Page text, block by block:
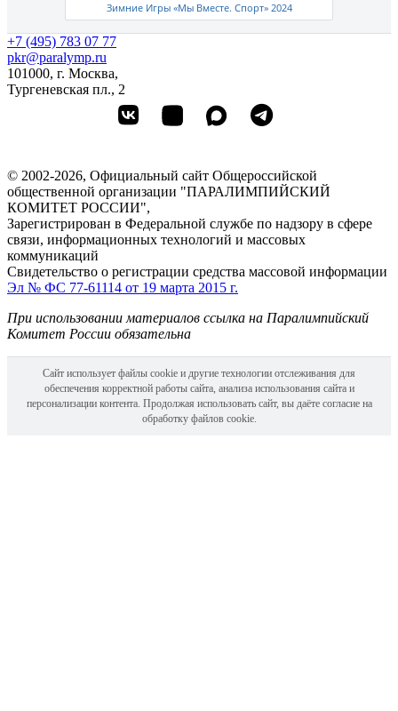
Зимние Игры «Мы Вместе. Спорт» 2024
+7 (495) 783 07 77
pkr@paralymp.ru
101000, г. Москва,
Тургеневская пл., 2
© 2002-2026, Официальный сайт Общероссийской
общественной организации "ПАРАЛИМПИЙСКИЙ
КОМИТЕТ РОССИИ",
Зарегистрирован в Федеральной службе по надзору в сфере
связи, информационных технологий и массовых
коммуникаций
Свидетельство о регистрации средства массовой информации
Эл № ФС 77-61114 от 19 марта 2015 г.
При использовании материалов ссылка на Паралимпийский
Комитет России обязательна
Сайт использует файлы cookie и другие технологии отслеживания для
обеспечения корректной работы сайта, анализа использования сайта и
персонализации контента. Продолжая использовать сайт, вы даёте согласие на
обработку файлов cookie.